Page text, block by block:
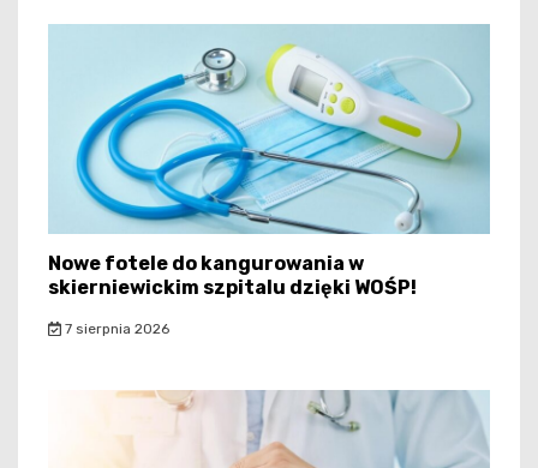
Nowe fotele do kangurowania w
skierniewickim szpitalu dzięki WOŚP!
7 sierpnia 2026